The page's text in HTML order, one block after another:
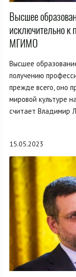
Высшее
исключительно
МГИМО
Высшее
получению
прежде всего, оно
мировой культуре
считает Владимир
15.05.2023